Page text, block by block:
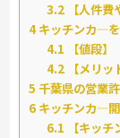
3.2 【人件
4キッチンカ―を
4.1 【値段】
4.2 【メリッ
5 千葉県の営業
6 キッチンカ―
6.1 【キッ